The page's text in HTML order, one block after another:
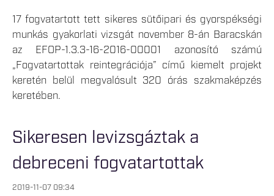
17 fogvatartott tett sikeres sütőipari és gyorspékségi
munkás gyakorlati vizsgát november 8-án Baracskán
az EFOP-1.3.3-16-2016-00001 azonosító számú
„Fogvatartottak reintegrációja” című kiemelt projekt
keretén belül megvalósult 320 órás szakmaképzés
keretében.
Sikeresen levizsgáztak a
debreceni fogvatartottak
2019-11-07 09:34